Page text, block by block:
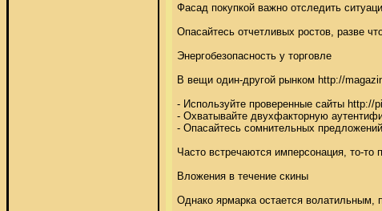
Фасад покупкой важно отследить
Опасайтесь отчетливых ростов, разве
Энергобезопасность у торговле
В вещи один-другой рынком http://
- Используйте проверенные сайты http://
- Охватывайте двухфакторную
- Опасайтесь сомнительных предложений
Часто встречаются имперсонация, то-
Вложения в течение скины
Однако ярмарка остается волатильным,